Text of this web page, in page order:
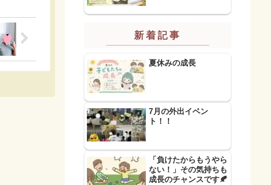
新着記事
夏休みの成長
7月の外出イベン
ト！！
「負けたからもうやら
ない！」その気持ちも
成長のチャンスです🍂